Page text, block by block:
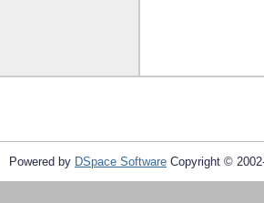
Powered by DSpace Software Copyright ©